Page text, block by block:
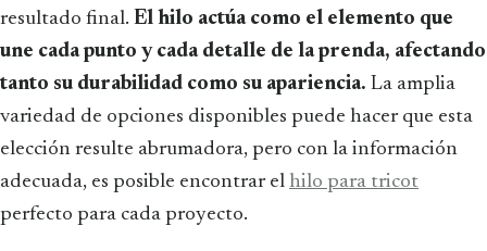
resultado final. El hilo actúa como el elemento que
une cada punto y cada detalle de la prenda, afectando
tanto su durabilidad como su apariencia. La amplia
variedad de opciones disponibles puede hacer que esta
elección resulte abrumadora, pero con la información
adecuada, es posible encontrar el hilo para tricot
perfecto para cada proyecto.